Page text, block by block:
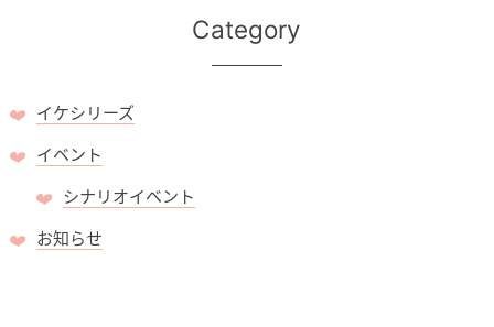
Category
イケシリーズ
イベント
シナリオイベント
お知らせ